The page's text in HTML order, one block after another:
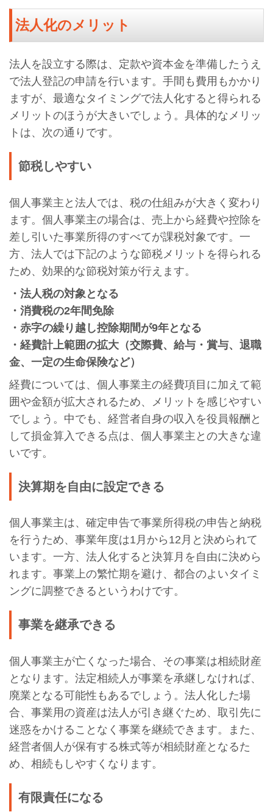
法人化のメリット
法人を設立する際は、定款や資本金を準備したうえ
で法人登記の申請を行います。手間も費用もかかり
ますが、最適なタイミングで法人化すると得られる
メリットのほうが大きいでしょう。具体的なメリッ
トは、次の通りです。
節税しやすい
個人事業主と法人では、税の仕組みが大きく変わり
ます。個人事業主の場合は、売上から経費や控除を
差し引いた事業所得のすべてが課税対象です。一
方、法人では下記のような節税メリットを得られる
ため、効果的な節税対策が行えます。
・法人税の対象となる
・消費税の2年間免除
・赤字の繰り越し控除期間が9年となる
・経費計上範囲の拡大（交際費、給与・賞与、退職
金、一定の生命保険など）
経費については、個人事業主の経費項目に加えて範
囲や金額が拡大されるため、メリットを感じやすい
でしょう。中でも、経営者自身の収入を役員報酬と
して損金算入できる点は、個人事業主との大きな違
いです。
決算期を自由に設定できる
個人事業主は、確定申告で事業所得税の申告と納税
を行うため、事業年度は1月から12月と決められて
います。一方、法人化すると決算月を自由に決めら
れます。事業上の繁忙期を避け、都合のよいタイミ
ングに調整できるというわけです。
事業を継承できる
個人事業主が亡くなった場合、その事業は相続財産
となります。法定相続人が事業を承継しなければ、
廃業となる可能性もあるでしょう。法人化した場
合、事業用の資産は法人が引き継ぐため、取引先に
迷惑をかけることなく事業を継続できます。また、
経営者個人が保有する株式等が相続財産となるた
め、相続もしやすくなります。
有限責任になる